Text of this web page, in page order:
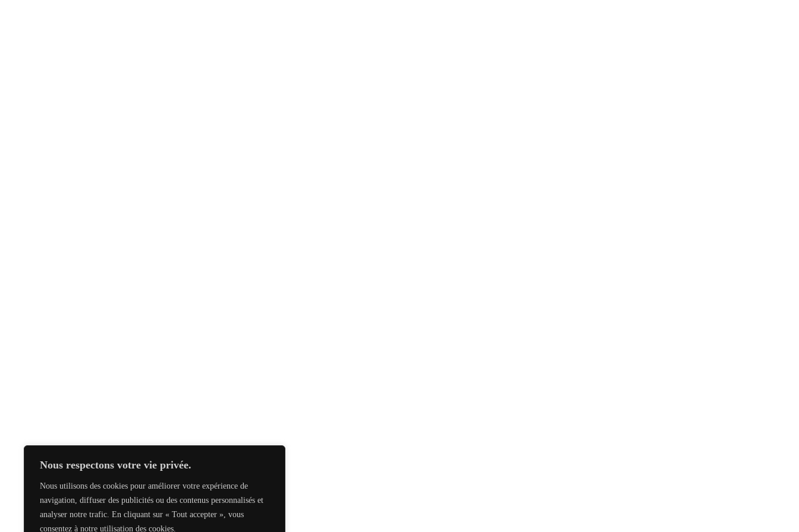
Nous respectons votre vie privée.
Nous utilisons des cookies pour améliorer votre expérience de
navigation, diffuser des publicités ou des contenus personnalisés et
analyser notre trafic. En cliquant sur « Tout accepter », vous
consentez à notre utilisation des cookies.